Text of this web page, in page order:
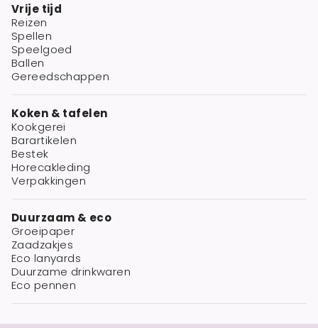
Vrije tijd
Reizen
Spellen
Speelgoed
Ballen
Gereedschappen
Koken & tafelen
Kookgerei
Barartikelen
Bestek
Horecakleding
Verpakkingen
Duurzaam & eco
Groeipaper
Zaadzakjes
Eco lanyards
Duurzame drinkwaren
Eco pennen